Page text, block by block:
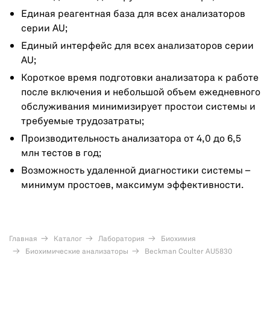
Единая реагентная база для всех анализаторов
серии AU;
Единый интерфейс для всех анализаторов серии
AU;
Короткое время подготовки анализатора к работе
после включения и небольшой объем ежедневного
обслуживания минимизирует простои системы и
требуемые трудозатраты;
Производительность анализатора от 4,0 до 6,5
млн тестов в год;
Возможность удаленной диагностики системы –
минимум простоев, максимум эффективности.
Главная Каталог Лаборатория
Биохимия
Биохимические анализаторы
Beckman Coulter AU5830